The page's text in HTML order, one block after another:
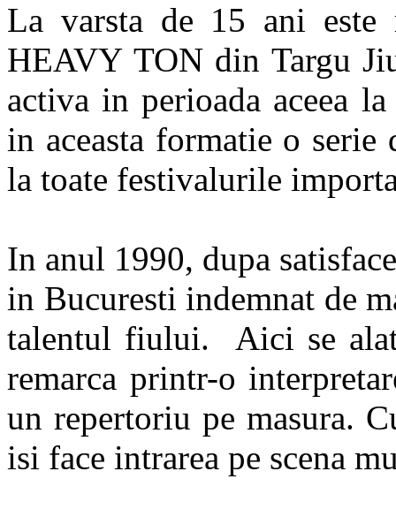
La varsta de 15 ani
HEAVY TON din Targu
activa in perioada aceea
in aceasta formatie o
la toate festivalurile
In anul 1990, dupa
in Bucuresti indemnat de
talentul fiului. Aici se
remarca printr-o
un repertoriu pe masura.
isi face intrarea pe scena